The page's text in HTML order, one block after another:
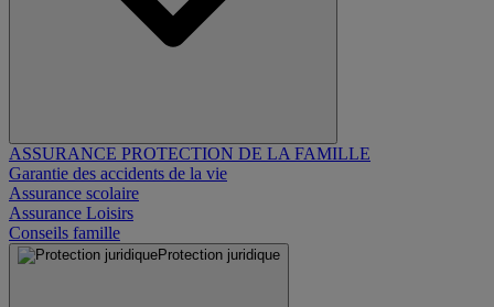
ASSURANCE PROTECTION DE LA FAMILLE
Garantie des accidents de la vie
Assurance scolaire
Assurance Loisirs
Conseils famille
Protection juridique